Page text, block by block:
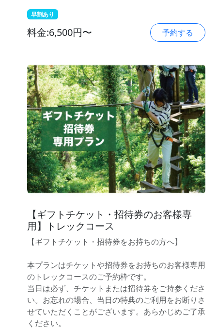
早割あり
料金:6,500円〜 予約する
【ギフトチケット・招待券のお客様専
用】トレックコース
【ギフトチケット・招待券をお持ちの方へ】
本プランはチケットや招待券をお持ちのお客様専用
のトレックコースのご予約枠です。
当日は必ず、チケットまたは招待券をご持参くださ
い。お忘れの場合、当日の特典のご利用をお断りさ
せていただくことがございます。あらかじめご了承
ください。